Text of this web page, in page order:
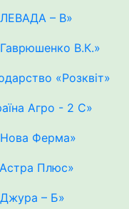
– В»
В.К.»
«Розквіт»
Агро - 2 С»
Ферма»
Плюс»
– Б»